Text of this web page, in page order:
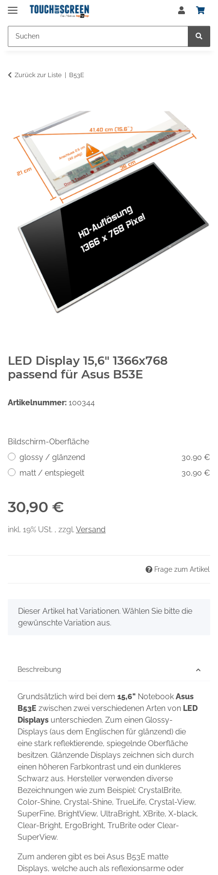
Zurück zur Liste B53E
LED Display 15,6" 1366x768
passend für Asus B53E
Artikelnummer: 100344
Bildschirm-Oberfläche
glossy / glänzend
30,90 €
matt / entspiegelt
30,90 €
30,90 €
inkl. 19% USt. , zzgl. Versand
Frage zum Artikel
x
Dieser Artikel hat Variationen. Wählen Sie bitte die
gewünschte Variation aus.
Beschreibung
Grundsätzlich wird bei dem 15,6" Notebook Asus
B53E zwischen zwei verschiedenen Arten von LED
Displays unterschieden. Zum einen Glossy-
Displays (aus dem Englischen für glänzend) die
eine stark reflektierende, spiegelnde Oberfläche
besitzen. Glänzende Displays zeichnen sich durch
einen höheren Farbkontrast und ein dunkleres
Schwarz aus. Hersteller verwenden diverse
Bezeichnungen wie zum Beispiel: CrystalBrite,
Color-Shine, Crystal-Shine, TrueLife, Crystal-View,
SuperFine, BrightView, UltraBright, XBrite, X-black,
Clear-Bright, ErgoBright, TruBrite oder Clear-
SuperView.
Zum anderen gibt es bei Asus B53E matte
Displays, welche auch als reflexionsarme oder